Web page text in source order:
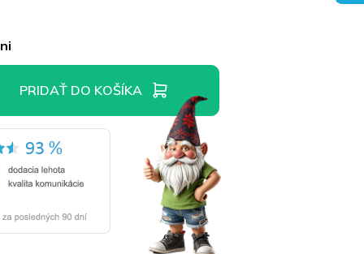
PRIDAŤ DO KOŠÍKA